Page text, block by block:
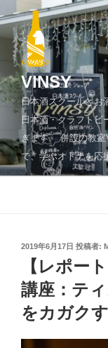
ン
ツ
へ
ッ
プ
VINSY
日本酒スクールとお
日本酒・クラフトビ
ぎます。 併設の教
で、学ぶオトナを応
投
2019年6月17日 投稿者:
【レポー
講座：テ
をカガク